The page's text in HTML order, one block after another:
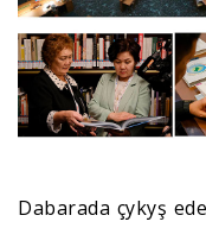
Dabarada çykyş